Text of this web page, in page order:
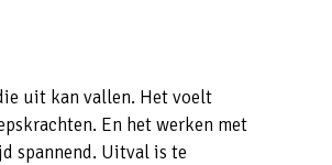
uit kan vallen. Het voelt
En het werken met
spannend. Uitval is te